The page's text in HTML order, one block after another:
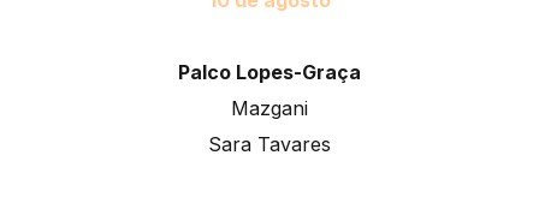
Palco Lopes-Graça
Mazgani
Sara Tavares